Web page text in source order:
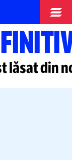
lăsat din